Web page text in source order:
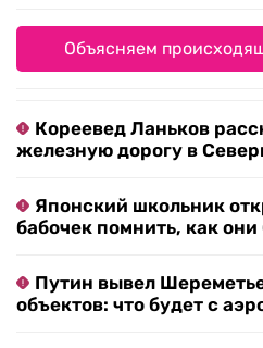
Объясняем
Кореевед Ланьков
железную дорогу в
Японский школьник
бабочек помнить, как
Путин вывел
объектов: что будет с